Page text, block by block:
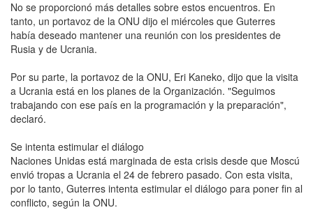
No se proporcionó más detalles sobre estos encuentros. En
tanto, un portavoz de la ONU dijo el miércoles que Guterres
había deseado mantener una reunión con los presidentes de
Rusia y de Ucrania.
Por su parte, la portavoz de la ONU, Eri Kaneko, dijo que la visita
a Ucrania está en los planes de la Organización. "Seguimos
trabajando con ese país en la programación y la preparación",
declaró.
Se intenta estimular el diálogo
Naciones Unidas está marginada de esta crisis desde que Moscú
envió tropas a Ucrania el 24 de febrero pasado. Con esta visita,
por lo tanto, Guterres intenta estimular el diálogo para poner fin al
conflicto, según la ONU.